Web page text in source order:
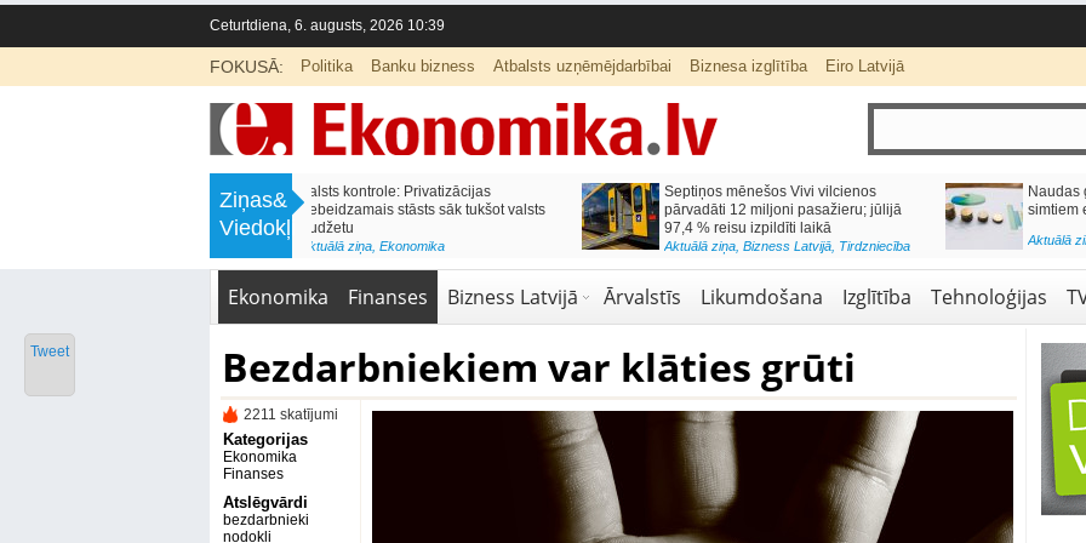
Ceturtdiena, 6. augusts, 2026 10:39
FOKUSĀ: Politika Banku bizness Atbalsts uzņēmējdarbībai Biznesa izglītība Eiro Latvijā
Ziņas&
Viedokļi
Septiņos mēnešos Vivi vilcienos
pārvadāti 12 miljoni pasažieru; jūlijā
Naudas glabāšana mājās var izmaksāt
simtiem eiro gadā
Aktuālā ziņa
Katrs desmitais mājokļa kredīta
pieteikums tiek noraidīts negatīvas
kredītvēstures dēļ
Aktuālā ziņa, Finanses
Ekonomika Finanses Bizness Latvijā Ārvalstīs Likumdošana Izglītība Tehnoloģijas
Bezdarbniekiem var klāties grūti
2211 skatījumi
Kategorijas
Ekonomika
Finanses
Atslēgvārdi
bezdarbnieki
nodokļi
Tweet